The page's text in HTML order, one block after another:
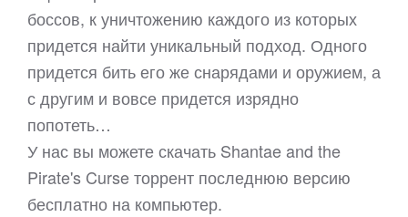
боссов, к уничтожению каждого из которых
придется найти уникальный подход. Одного
придется бить его же снарядами и оружием, а
с другим и вовсе придется изрядно
попотеть…
У нас вы можете скачать Shantae and the
Pirate's Curse торрент последнюю версию
бесплатно на компьютер.